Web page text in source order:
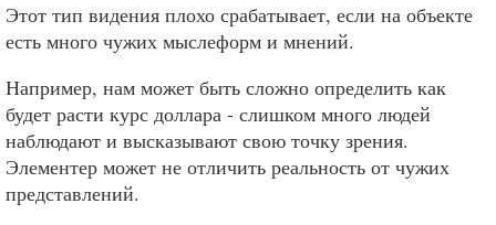
Этот тип видения плохо срабатывает, если на объекте
есть много чужих мыслеформ и мнений.
Например, нам может быть сложно определить как
будет расти курс доллара - слишком много людей
наблюдают и высказывают свою точку зрения.
Элементер может не отличить реальность от чужих
представлений.